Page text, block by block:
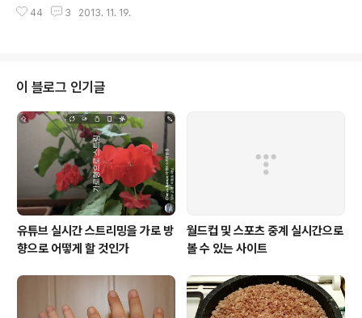
g Valda)가 개발하고, RE@RE 회사가 만들었다. 2..
거쳐 16일 저녁 리투아니아 수도 빌뉴스 도착했다. 각국의
투아니아에서는 2박 3일 체류했다. 알기르다스 부트케비
츄스 국무총리, 소련으로부터 리투아니아 독립에 주도적인
역할을 한 당시 최고회의 의장 비타우타스 란드스베르기스
유럽의회 의원, 로레타 그라우지니에네 국회의장을 만났
다. 17일 카우나스에 있는 비타우타스 매그너스 대학교(V
DU)에서 명예박사 학위를 수여받..
44 3 2013. 11. 19.
이 블로그 인기글
유튜브 실시간 스트리밍을 가로 방
향으로 어떻게 할 것인가
월드컵 및 스포츠 중계 실시간으로
볼 수 있는 사이트